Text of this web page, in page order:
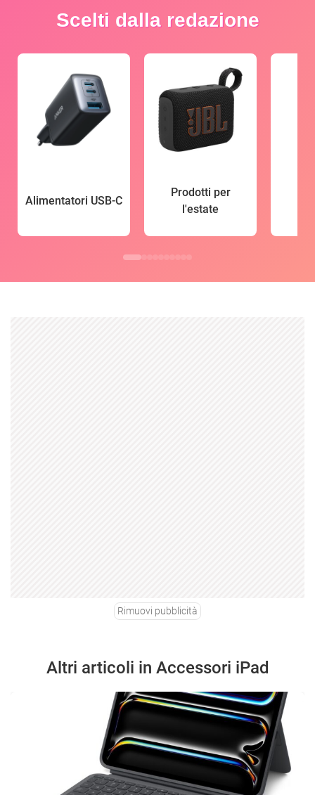
Scelti dalla redazione
Alimentatori USB-C
Prodotti per
l'estate
Rimuovi pubblicità
Altri articoli in Accessori iPad